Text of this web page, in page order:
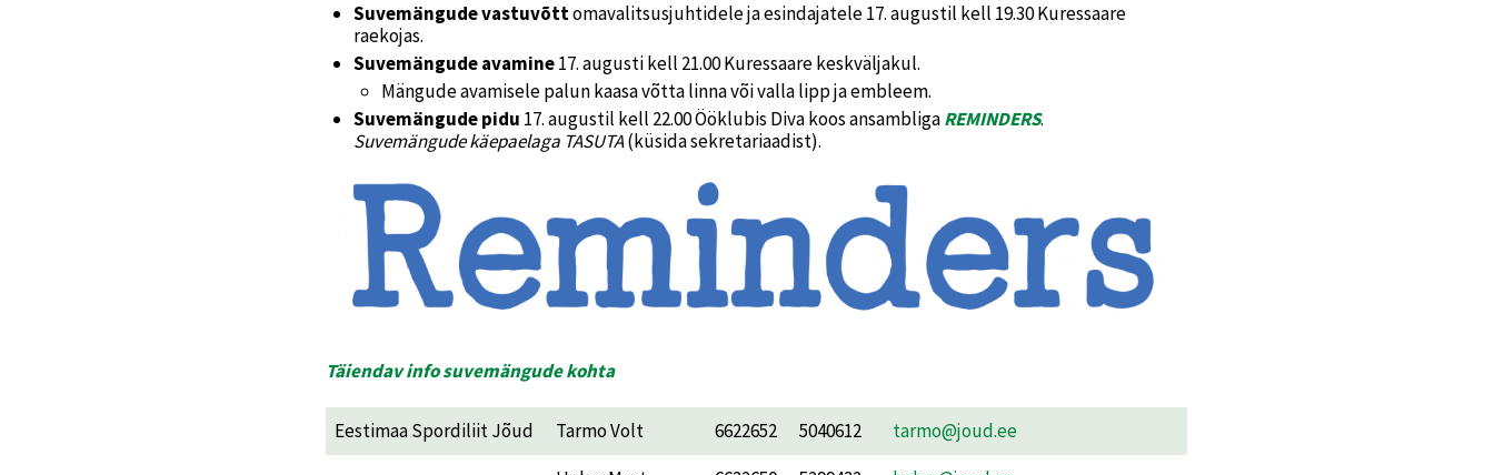
Suvemängude vastuvõttomavalitsusjuhtidele ja esindajatele 17. augustil kell 19.30 Kuressaare
raekojas.
Suvemängude avamine17. augusti kell 21.00 Kuressaare keskväljakul.
Mängude avamisele palun kaasa võtta linna või valla lipp ja embleem.
Suvemängude pidu 17. augustil kell 22.00 Ööklubis Diva koos ansambligaREMINDERS.
Suvemängude käepaelaga TASUTA(küsida sekretariaadist).
Täiendav info suvemängude kohta
Eestimaa Spordiliit Jõud Tarmo Volt 6622652 5040612
tarmo@joud.ee